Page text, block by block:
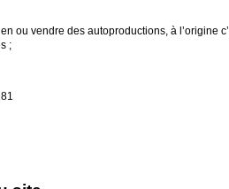
ou vendre des autoproductions, à l’origine
;